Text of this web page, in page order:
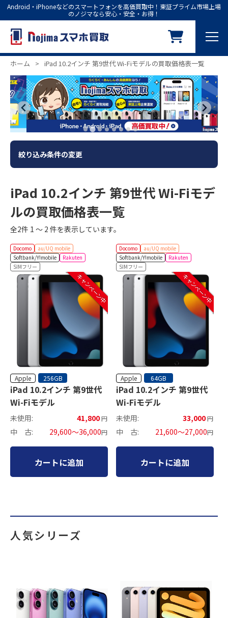
Android・iPhoneなどのスマートフォンを高価買取中！東証プライム市場上場
のノジマなら安心・安全・お得！
ホーム > iPad 10.2インチ 第9世代 Wi-Fiモデルの買取価格表一覧
絞り込み条件の変更
iPad 10.2インチ 第9世代 Wi-Fiモデ
ルの買取価格表一覧
全2件 1 ～ 2 件を表示しています。
Docomo
au/UQ mobile
Softbank/Y!mobile
Rakuten
SIMフリー
キャンペーン中
Apple 256GB
iPad 10.2インチ 第9世代
Wi-Fiモデル
未使用: 41,800円
中 古: 29,600～36,000円
カートに追加
Docomo
au/UQ mobile
Softbank/Y!mobile
Rakuten
SIMフリー
キャンペーン中
Apple 64GB
iPad 10.2インチ 第9世代
Wi-Fiモデル
未使用: 33,000円
中 古: 21,600～27,000円
カートに追加
人気シリーズ